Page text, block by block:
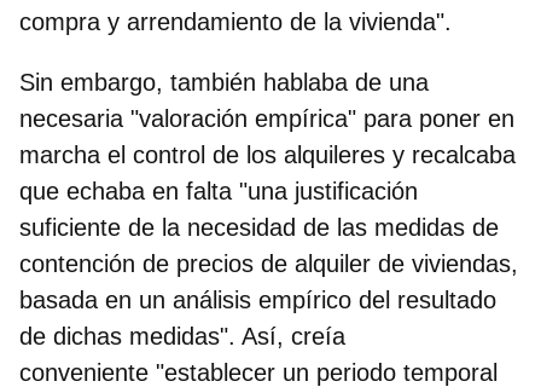
compra y arrendamiento de la vivienda".
Sin embargo, también hablaba de una
necesaria "valoración empírica" para poner en
marcha el control de los alquileres y recalcaba
que echaba en falta "una justificación
suficiente de la necesidad de las medidas de
contención de precios de alquiler de viviendas,
basada en un análisis empírico del resultado
de dichas medidas". Así, creía
conveniente "establecer un periodo temporal